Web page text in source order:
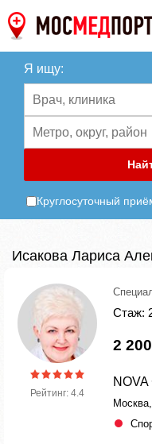
Я ищу:
Круглосуточный
Исакова Лариса
Рейтинг: 4.4
Стаж:
2